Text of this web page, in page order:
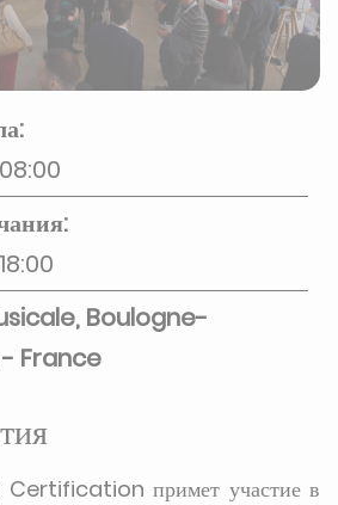
Boulogne-
France
примет участие в